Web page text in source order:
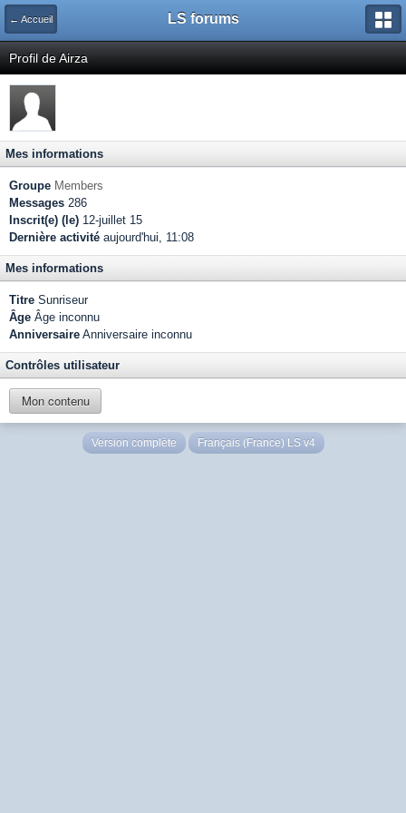
← Accueil LS forums
Profil de Airza
Mes informations
Groupe Members
Messages 286
Inscrit(e) (le) 12-juillet 15
Dernière activité aujourd'hui, 11:08
Mes informations
Titre Sunriseur
Âge Âge inconnu
Anniversaire Anniversaire inconnu
Contrôles utilisateur
Mon contenu
Version complète Français (France) LS v4